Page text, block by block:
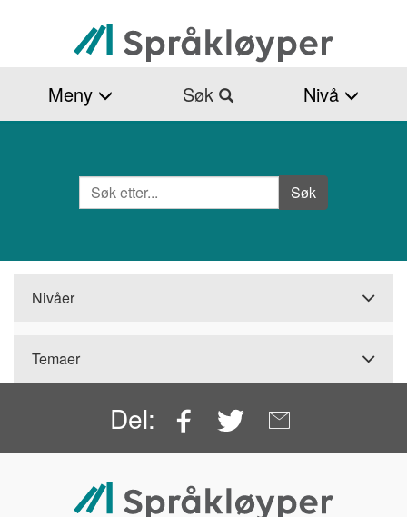
hovedinnhold
Meny Søk Nivå
Søk
Nivåer
Temaer
Del: Facebook
Twitter